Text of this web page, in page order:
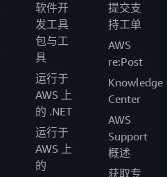
软件开
发工具
包与工
具
运行于
AWS 上
的 .NET
运行于
AWS 上
的
提交支
持工单
AWS
re:Post
Knowledge
Center
AWS
Support
概述
获取专